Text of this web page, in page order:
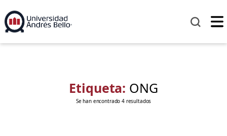
Etiqueta: ONG
Se han encontrado 4 resultados